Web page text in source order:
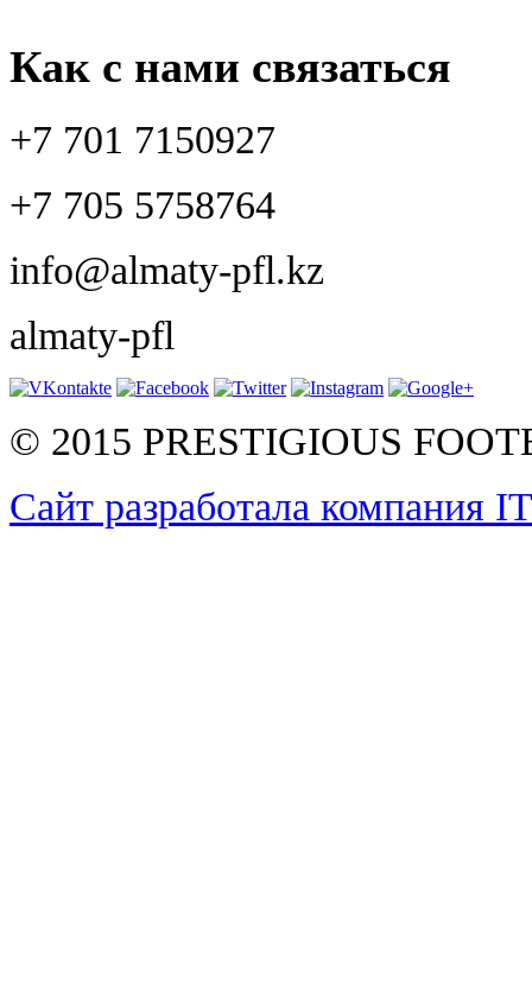
Как с нами связаться
+7 701 7150927
+7 705 5758764
info@almaty-pfl.kz
almaty-pfl
© 2015 PRESTIGIOUS
Сайт разработала компания